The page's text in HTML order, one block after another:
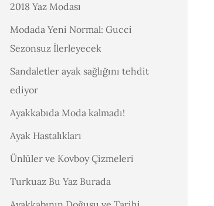
2018 Yaz Modası
Modada Yeni Normal: Gucci
Sezonsuz İlerleyecek
Sandaletler ayak sağlığını tehdit
ediyor
Ayakkabıda Moda kalmadı!
Ayak Hastalıkları
Ünlüler ve Kovboy Çizmeleri
Turkuaz Bu Yaz Burada